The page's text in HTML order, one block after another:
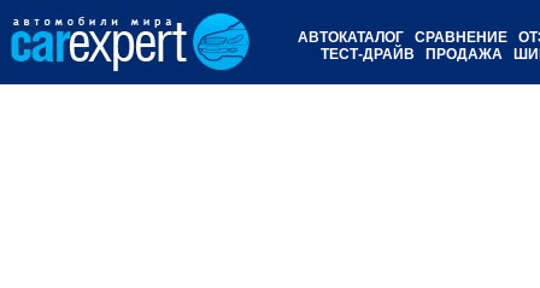
АВТОКАТАЛОГ СРАВНЕНИЕ
ТЕСТ-ДРАЙВ
ПРОДАЖА